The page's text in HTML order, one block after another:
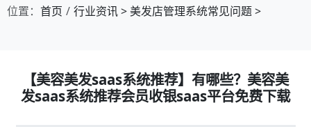
位置： 首页 行业资讯>美发店管理系统常见问题>
【美容美发saas系统推荐】有哪些？美容美
发saas系统推荐会员收银saas平台免费下载